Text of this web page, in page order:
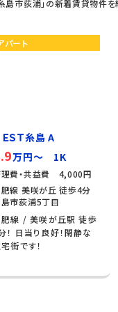
島市荻浦」の新着賃貸物件
パート
ＥＳＴ糸島 A
万円～ 1K
費・共益費 4,000円
線 美咲が丘 徒歩4分
市荻浦5丁目
線 / 美咲が丘駅 徒歩
！ 日当り良好！閑静な
街です！